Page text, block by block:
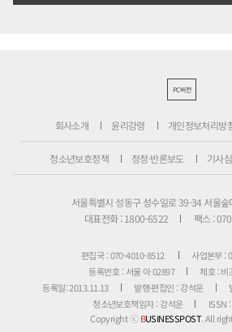
PC버전
회사소개 윤리강령 개인정보처리방
청소년보호정책 정정·반론보도 기사
서울특별시 성동구 성수일로 39-34 서울
대표전화 : 1800-6522
팩스 :
편집국 : 070-4010-8512
사업본부 :
등록번호 : 서울 아 02897
제호 : 비
등록일: 2013.11.13
발행·편집인 : 강석운
청소년보호책임자 : 강석운
ISSN
Copyright ⓒBUSINESSPOST. All